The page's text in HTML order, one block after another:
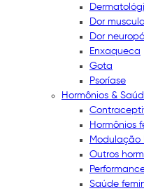
Dor
Dor
Enxaqueca
Gota
Psoríase
Hormônios &
Hormônios
Modulação
Outros
Saúde